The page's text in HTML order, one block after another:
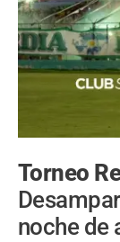
Torneo
noche de